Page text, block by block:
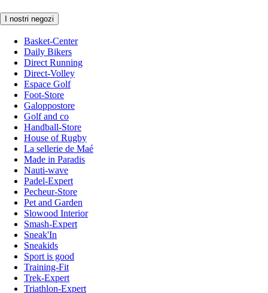
I nostri negozi
Basket-Center
Daily Bikers
Direct Running
Direct-Volley
Espace Golf
Foot-Store
Galoppostore
Golf and co
Handball-Store
House of Rugby
La sellerie de Maé
Made in Paradis
Nauti-wave
Padel-Expert
Pecheur-Store
Pet and Garden
Slowood Interior
Smash-Expert
Sneak'In
Sneakids
Sport is good
Training-Fit
Trek-Expert
Triathlon-Expert